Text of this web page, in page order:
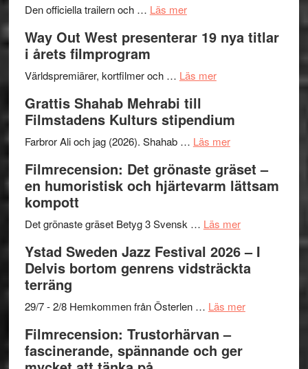
kväll
II
Den officiella trailern och … Läs merom
trailern
The
Files:
I
Want
Believe
–
Frankenshtey
med
Fox
och
Scully
Way Out West presenterar 19 nya titlar
i årets filmprogram
Världspremiärer, kortfilmer och … Läs merom
West
presenterar
nya
titlar
årets
Grattis Shahab Mehrabi till
Filmstadens Kulturs stipendium
Farbror Ali och jag (2026). Shahab … Läs merom
Shahab
Mehrabi
Filmstadens
stipendium
Filmrecension: Det grönaste gräset –
en humoristisk och hjärtevarm lättsam
kompott
Det grönaste gräset Betyg 3 Svensk … Läs merom
Filmrecension:
Det
grönaste
–
och
Ystad Sweden Jazz Festival 2026 – I
Delvis bortom genrens vidsträckta
terräng
29/7 - 2/8 Hemkommen från Österlen … Läs merom
Filmrecension: Trustorhärvan –
fascinerande, spännande och ger